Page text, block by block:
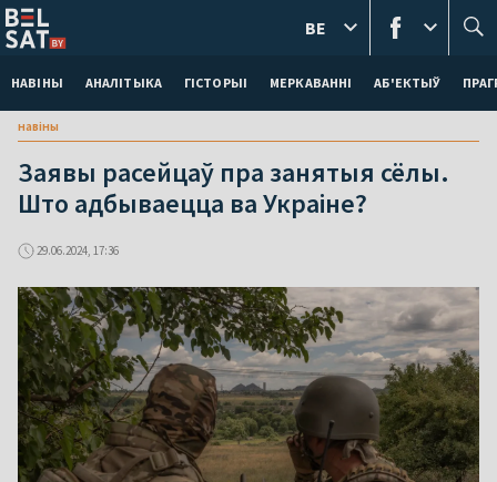
НАВІНЫ АНАЛІТЫКА ГІСТОРЫІ МЕРКАВАННI АБ'ЕКТЫЎ
BE
навіны
Заявы расейцаў пра занятыя сёлы.
Што адбываецца ва Украіне?
29.06.2024, 17:36